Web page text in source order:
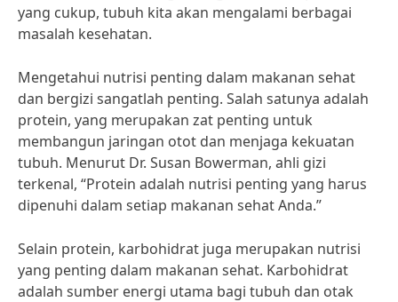
yang cukup, tubuh kita akan mengalami berbagai
masalah kesehatan.
Mengetahui nutrisi penting dalam makanan sehat
dan bergizi sangatlah penting. Salah satunya adalah
protein, yang merupakan zat penting untuk
membangun jaringan otot dan menjaga kekuatan
tubuh. Menurut Dr. Susan Bowerman, ahli gizi
terkenal, “Protein adalah nutrisi penting yang harus
dipenuhi dalam setiap makanan sehat Anda.”
Selain protein, karbohidrat juga merupakan nutrisi
yang penting dalam makanan sehat. Karbohidrat
adalah sumber energi utama bagi tubuh dan otak